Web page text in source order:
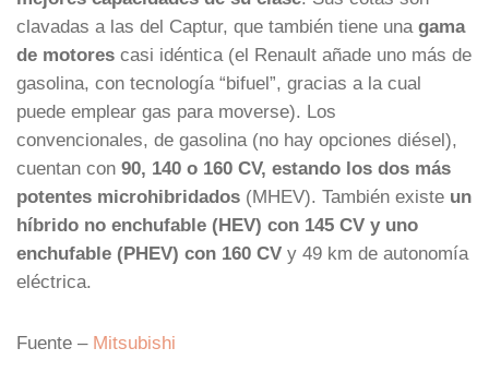
clavadas a las del Captur, que también tiene una gama
de motores casi idéntica (el Renault añade uno más de
gasolina, con tecnología “bifuel”, gracias a la cual
puede emplear gas para moverse). Los
convencionales, de gasolina (no hay opciones diésel),
cuentan con 90, 140 o 160 CV, estando los dos más
potentes microhibridados (MHEV). También existe un
híbrido no enchufable (HEV) con 145 CV y uno
enchufable (PHEV) con 160 CV y 49 km de autonomía
eléctrica.
Fuente – Mitsubishi